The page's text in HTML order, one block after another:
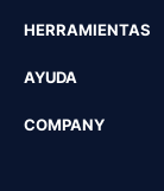
HERRAMIENTAS
AYUDA
COMPANY